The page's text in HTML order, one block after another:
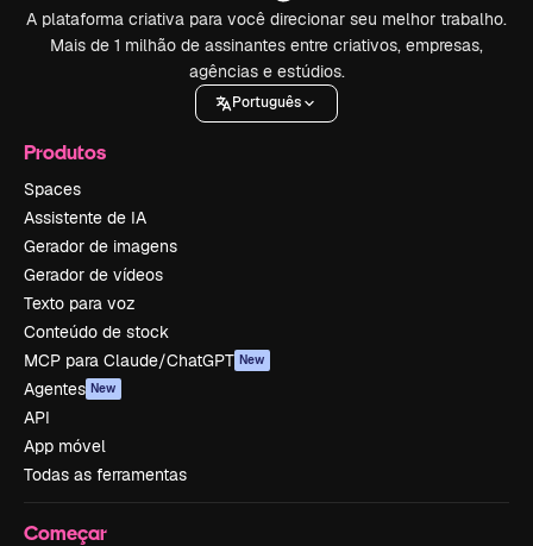
A plataforma criativa para você direcionar seu melhor trabalho.
Mais de 1 milhão de assinantes entre criativos, empresas,
agências e estúdios.
Português
Produtos
Spaces
Assistente de IA
Gerador de imagens
Gerador de vídeos
Texto para voz
Conteúdo de stock
MCP para Claude/ChatGPT New
Agentes New
API
App móvel
Todas as ferramentas
Começar